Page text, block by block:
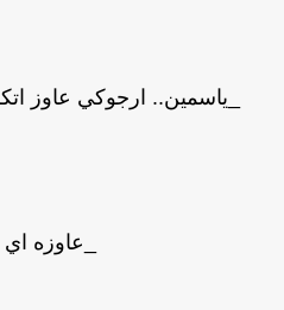
_ياسمين.. ارجوكي عاوز
_عاوزه اي